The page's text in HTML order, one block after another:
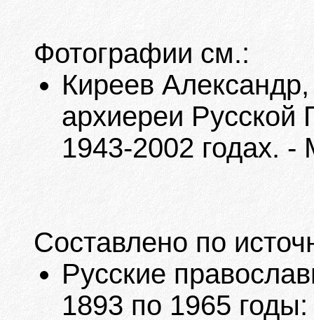
Фотографии см.:
Киреев
архиереи Русской
1943-2002 годах.
Составлено по
Русские
1893 по 1965